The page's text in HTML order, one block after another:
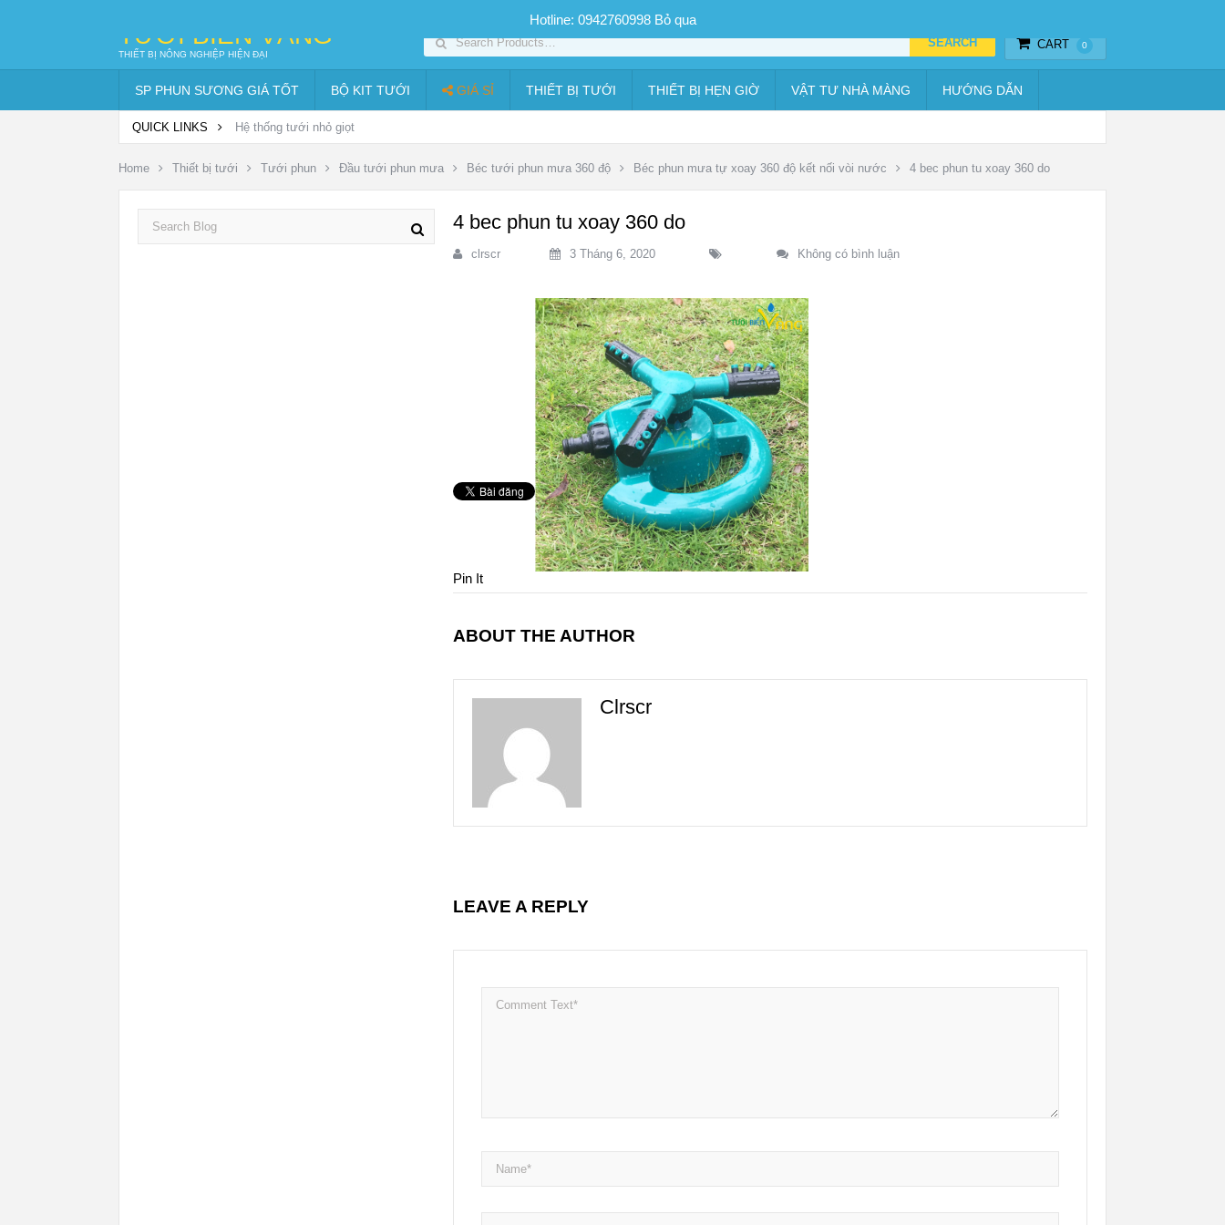
SP PHUN SƯƠNG GIÁ TỐT Bộ KIT tưới
TƯỚI BIỂN VÀNG
THIẾT BỊ NÔNG NGHIỆP HIỆN ĐẠI
CART 0
SP PHUN SƯƠNG GIÁ TỐT BỘ KIT TƯỚI GIÁ SỈ THIẾT BỊ TƯỚI THIẾT BỊ HẸN GIỜ VẬT TƯ NHÀ MÀNG HƯỚNG DẪN
QUICK LINKS Hệ thống tưới nhỏ giọt
Home Thiết bị tưới Tưới phun Đầu tưới phun mưa Béc tưới phun mưa 360 độ Béc phun mưa tự xoay 360 độ kết nối vòi nước 4 bec phun tu xoay 360 do
4 bec phun tu xoay 360 do
clrscr 3 Tháng 6, 2020 Không có bình luận
Pin It
ABOUT THE AUTHOR
Clrscr
LEAVE A REPLY
Hotline: 0942760998 Bỏ qua